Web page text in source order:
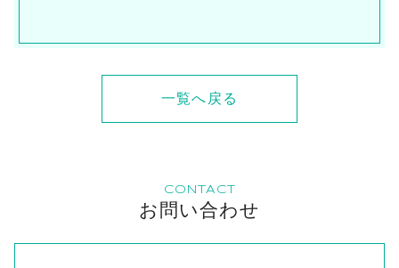
一覧へ戻る
CONTACT
お問い合わせ